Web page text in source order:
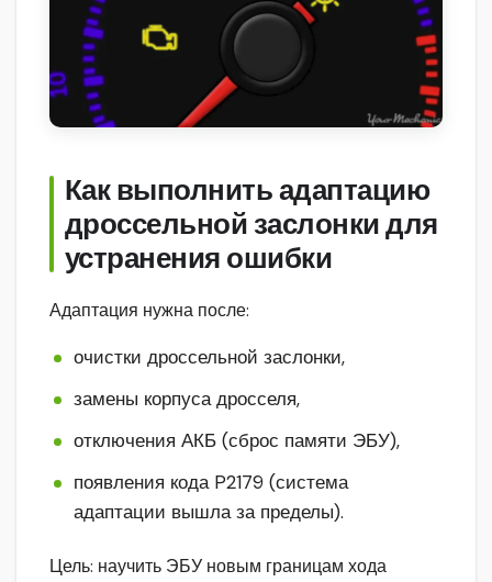
Как выполнить адаптацию
дроссельной заслонки для
устранения ошибки
Адаптация нужна после:
очистки дроссельной заслонки,
замены корпуса дросселя,
отключения АКБ (сброс памяти ЭБУ),
появления кода P2179 (система
адаптации вышла за пределы).
Цель: научить ЭБУ новым границам хода